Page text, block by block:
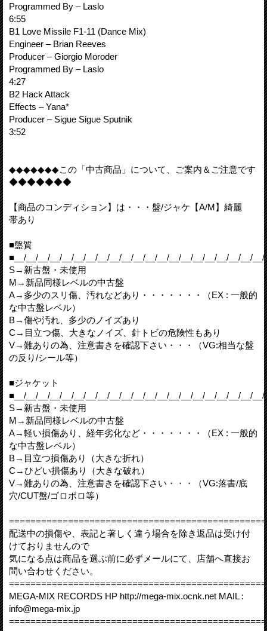
Programmed By – Laslo
6:55
B1 Love Missile F1-11 (Dance Mix)
Engineer – Brian Reeves
Producer – Giorgio Moroder
Programmed By – Laslo
4:27
B2 Hack Attack
Effects – Yana*
Producer – Sigue Sigue Sputnik
3:52
◆◆◆◆◆◆◆この「中古商品」について、ご案内＆ご注意です
◆◆◆◆◆◆◆
【商品のコンディション】は・・・盤/ジャケ【A/M】綺麗
帯あり
■盤質
■__/__/__/__/__/__/__/__/__/__/__/__/__/__/__/__/__/__/__/__/
S→新古盤・未使用
M→新品同様レベルの中古盤
A→多少のスリ傷、汚れなどあり・・・・・・・（EX : 一般的
な中古盤レベル）
B→傷や汚れ、多少のノイズあり
C→目立つ傷、大きなノイズ、針トビの危険性もあり
V→難ありの為、注意書きを確認下さい・・・（VG:相当な盤
の反り/シール等）
■ジャケット
■__/__/__/__/__/__/__/__/__/__/__/__/__/__/__/__/__/__/__/__/__/
S→新古盤・未使用
M→新品同様レベルの中古盤
A→軽い損傷あり、経年劣化など・・・・・・・（EX : 一般的
な中古盤レベル）
B→目立つ損傷あり（大きな折れ）
C→ひどい損傷あり（大きな破れ）
V→難ありの為、注意書きを確認下さい・・・（VG:落書/底
穴/CUT盤/ゴロボロ等）
配送中の損傷や、表記と著しく違う場合を除き返品は受け付
けておりませんので
気になる点は商品を選ぶ前に必ずメールにて、店舗へ直接お
問い合わせください。
MEGA-MIX RECORDS HP http://mega-mix.ocnk.net MAIL :
info@mega-mix.jp